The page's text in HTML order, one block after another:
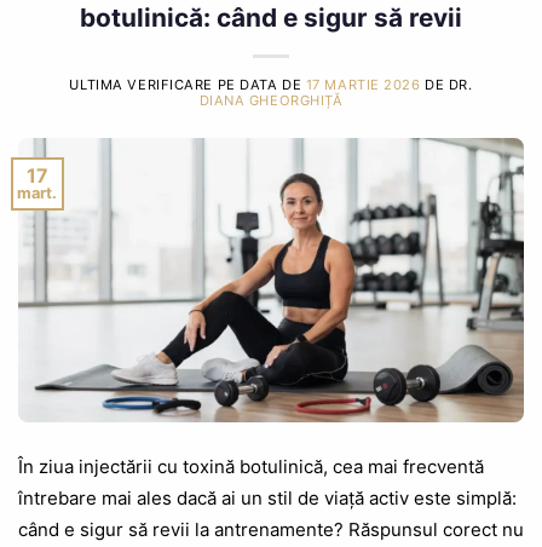
botulinică: când e sigur să revii
ULTIMA VERIFICARE PE DATA DE 17 MARTIE 2026 DE DR.
DIANA GHEORGHIȚĂ
17
mart.
În ziua injectării cu toxină botulinică, cea mai frecventă
întrebare mai ales dacă ai un stil de viață activ este simplă:
când e sigur să revii la antrenamente? Răspunsul corect nu